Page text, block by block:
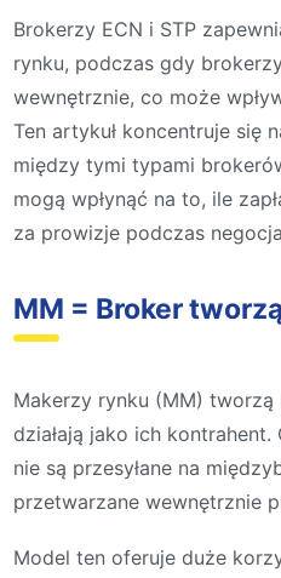
Brokerzy ECN i STP
rynku, podczas gdy
wewnętrznie, co może
Ten artykuł koncentruje się
między tymi typami
mogą wpłynąć na to, ile
za prowizje podczas
MM = Broker
Makerzy rynku (MM)
działają jako ich
nie są przesyłane na
przetwarzane wewnętrznie
Model ten oferuje duże